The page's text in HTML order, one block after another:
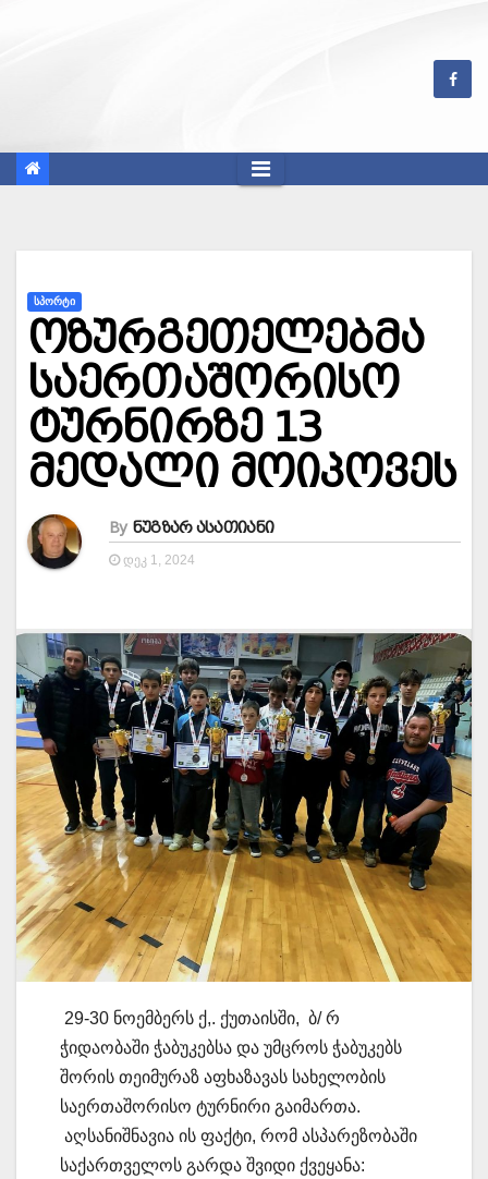
ᲡᲞᲝᲠᲢᲘ
ოზურგეთელებმა
საერთაშორისო
ტურნირზე 13
მედალი მოიპოვეს
By ნუგზარ ასათიანი
ᲓᲔᲙ 1, 2024
29-30 ნოემბერს ქ,. ქუთაისში, ბ/ რ
ჭიდაობაში ჭაბუკებსა და უმცროს ჭაბუკებს
შორის თეიმურაზ აფხაზავას სახელობის
საერთაშორისო ტურნირი გაიმართა.
აღსანიშნავია ის ფაქტი, რომ ასპარეზობაში
საქართველოს გარდა შვიდი ქვეყანა: